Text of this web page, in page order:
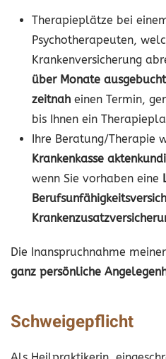
Therapieplätze bei
Psychotherapeuten,
Krankenversicherung
über Monate ausgebucht
zeitnah einen Termin,
bis Ihnen ein
Ihre Beratung/Therapie
Krankenkasse
wenn Sie vorhaben eine
Die Inanspruchnahme
ganz persönliche
Schweigepflicht